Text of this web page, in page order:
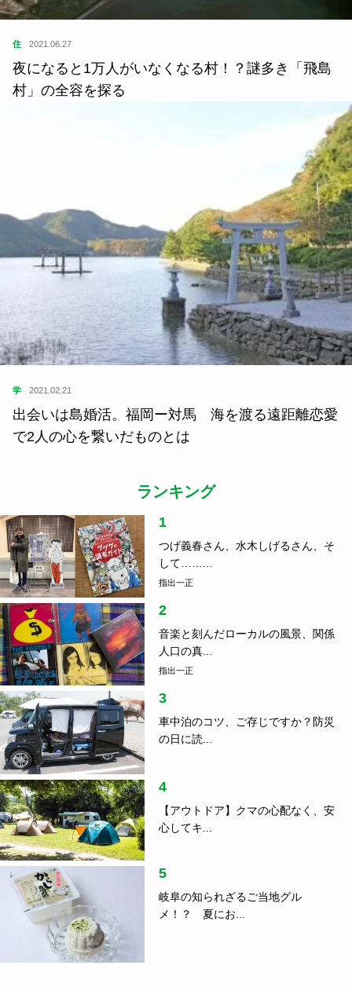
住 2021.06.27
夜になると1万人がいなくなる村！？謎多き「飛島
村」の全容を探る
学 2021.02.21
出会いは島婚活。福岡ー対馬 海を渡る遠距離恋愛
で2人の心を繋いだものとは
ランキング
1
つげ義春さん、水木しげるさん、そ
して……...
指出一正
2
音楽と刻んだローカルの風景、関係
人口の真...
指出一正
3
車中泊のコツ、ご存じですか？防災
の日に読...
4
【アウトドア】クマの心配なく、安
心してキ...
5
岐阜の知られざるご当地グル
メ！？ 夏にお...